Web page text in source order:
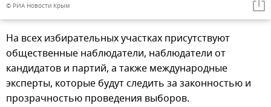
© РИА Новости Крым
На всех избирательных участках присутствуют
общественные наблюдатели, наблюдатели от
кандидатов и партий, а также международные
эксперты, которые будут следить за законностью и
прозрачностью проведения выборов.